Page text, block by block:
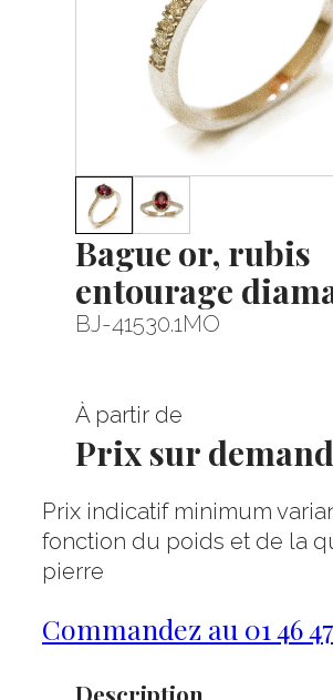
Bague or, rubis
entourage
BJ-41530.1MO
À partir de
Prix sur
Prix indicatif minimum
fonction du poids et de la
pierre
Commandez au 01 46 47